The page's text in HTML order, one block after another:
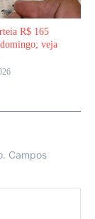
R$ 165
veja
Campos